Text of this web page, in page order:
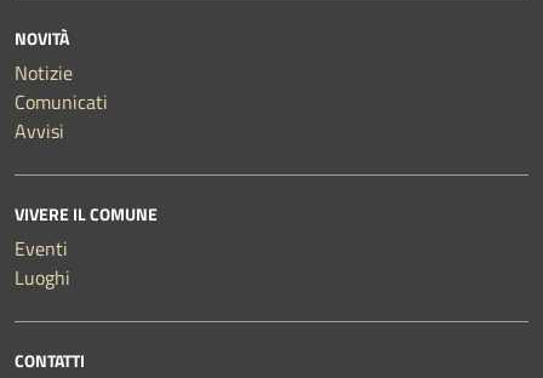
NOVITÀ
Notizie
Comunicati
Avvisi
VIVERE IL COMUNE
Eventi
Luoghi
CONTATTI